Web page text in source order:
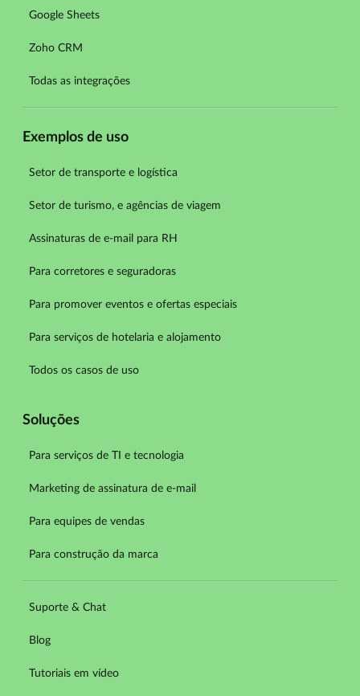
Google Sheets
Zoho CRM
Todas as integrações
Exemplos de uso
Setor de transporte e logística
Setor de turismo, e agências de viagem
Assinaturas de e-mail para RH
Para corretores e seguradoras
Para promover eventos e ofertas especiais
Para serviços de hotelaria e alojamento
Todos os casos de uso
Soluções
Para serviços de TI e tecnologia
Marketing de assinatura de e-mail
Para equipes de vendas
Para construção da marca
Suporte & Chat
Blog
Tutoriais em vídeo